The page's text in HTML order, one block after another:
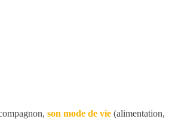
son mode de vie (alimentation,